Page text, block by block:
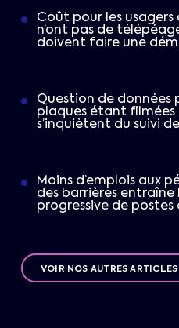
Coût pour les usagers
n’ont pas de
doivent faire une
Question de données
plaques étant filmées
s’inquiètent du suivi
Moins d’emplois aux
des barrières
progressive de postes
VOIR NOS AUTRES ARTICLES